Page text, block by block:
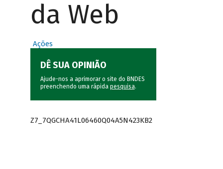
da Web
Ações
DÊ SUA OPINIÃO
Ajude-nos a aprimorar o site do BNDES
preenchendo uma rápida pesquisa.
Z7_7QGCHA41L06460Q04A5N423KB2